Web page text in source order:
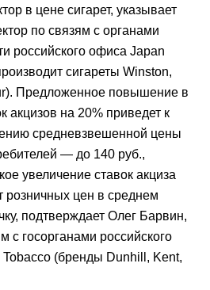
в цене сигарет, указывает
по связям с органами
российского офиса Japan
сигареты Winston,
Предложенное повышение в
акцизов на 20% приведет к
средневзвешенной цены
— до 140 руб.,
увеличение ставок акциза
розничных цен в среднем
подтверждает Олег Барвин,
с госорганами российского
(бренды Dunhill, Kent,